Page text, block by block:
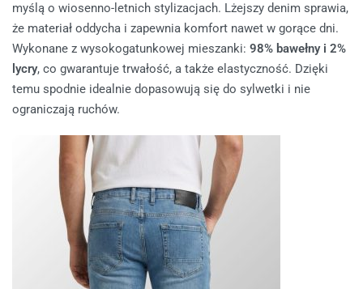
myślą o wiosenno-letnich stylizacjach. Lżejszy denim sprawia,
że materiał oddycha i zapewnia komfort nawet w gorące dni.
Wykonane z wysokogatunkowej mieszanki: 98% bawełny i 2%
lycry, co gwarantuje trwałość, a także elastyczność. Dzięki
temu spodnie idealnie dopasowują się do sylwetki i nie
ograniczają ruchów.